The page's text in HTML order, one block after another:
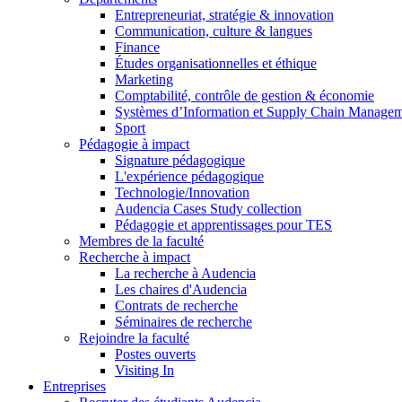
Entrepreneuriat, stratégie & innovation
Communication, culture & langues
Finance
Études organisationnelles et éthique
Marketing
Comptabilité, contrôle de gestion & économie
Systèmes d’Information et Supply Chain
Sport
Pédagogie à impact
Signature pédagogique
L'expérience pédagogique
Technologie/Innovation
Audencia Cases Study collection
Pédagogie et apprentissages pour TES
Membres de la faculté
Recherche à impact
La recherche à Audencia
Les chaires d'Audencia
Contrats de recherche
Séminaires de recherche
Rejoindre la faculté
Postes ouverts
Visiting In
Entreprises